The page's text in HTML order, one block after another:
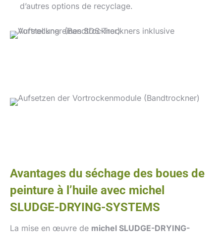
d’autres options de recyclage.
Avantages du séchage des boues de
peinture à l’huile avec michel
SLUDGE-DRYING-SYSTEMS
La mise en œuvre de michel SLUDGE-DRYING-